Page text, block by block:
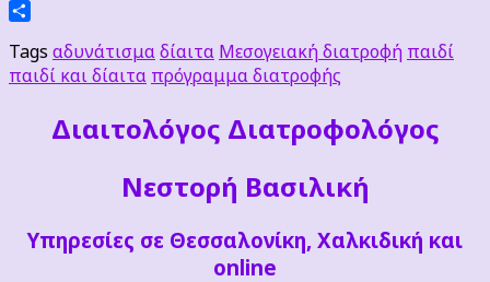
Viber
Tags αδυνάτισμαδίαιτα Μεσογειακή διατροφή παιδί
παιδί και δίαιτα πρόγραμμα διατροφής
Διαιτoλόγος Διατροφολόγος
Νεστορή Βασιλική
Υπηρεσίες σε Θεσσαλονίκη, Χαλκιδική και
online